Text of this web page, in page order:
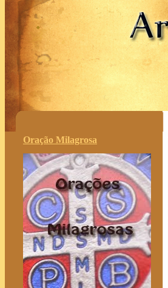
.
Oração Milagrosa